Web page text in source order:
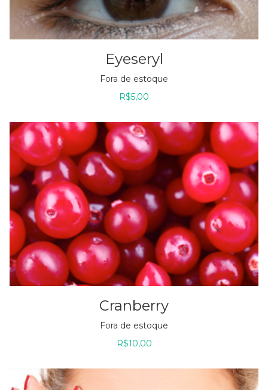
Eyeseryl
Fora de estoque
R$5,00
Cranberry
Fora de estoque
R$10,00